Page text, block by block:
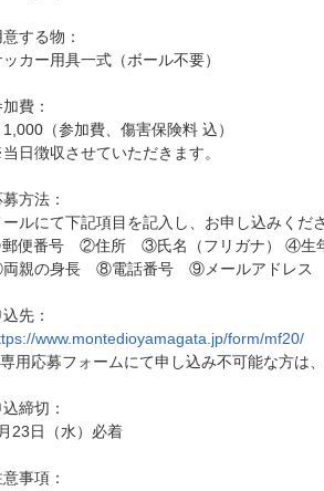
する物：
ッカー用具一式（ボール不要）
費：
1,000（参加費、傷害保険料 込）
日徴収させていただきます。
方法：
ールにて下記項目を記入し、お申し込みくださ
便番号 ②住所 ③氏名（フリガナ） ④生
親の身長 ⑧電話番号 ⑨メールアドレ
先：
www.montedioyamagata.jp/form/mf20/
用応募フォームにて申し込み不可能な方は
締切：
23日（水）必着
事項：